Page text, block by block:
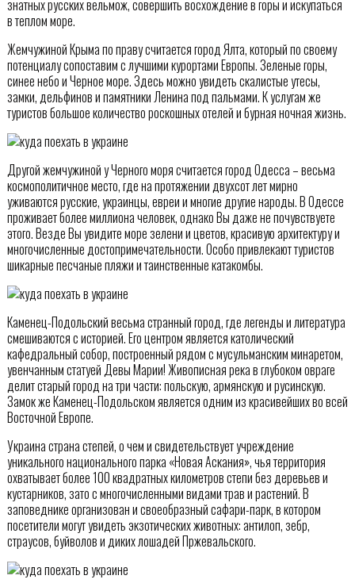
знатных русских вельмож, совершить восхождение в горы и искупаться
в теплом море.
Жемчужиной Крыма по праву считается город Ялта, который по своему
потенциалу сопоставим с лучшими курортами Европы. Зеленые горы,
синее небо и Черное море. Здесь можно увидеть скалистые утесы,
замки, дельфинов и памятники Ленина под пальмами. К услугам же
туристов большое количество роскошных отелей и бурная ночная жизнь.
Другой жемчужиной у Черного моря считается город Одесса – весьма
космополитичное место, где на протяжении двухсот лет мирно
уживаются русские, украинцы, евреи и многие другие народы. В Одессе
проживает более миллиона человек, однако Вы даже не почувствуете
этого. Везде Вы увидите море зелени и цветов, красивую архитектуру и
многочисленные достопримечательности. Особо привлекают туристов
шикарные песчаные пляжи и таинственные катакомбы.
Каменец-Подольский весьма странный город, где легенды и литература
смешиваются с историей. Его центром является католический
кафедральный собор, построенный рядом с мусульманским минаретом,
увенчанным статуей Девы Марии! Живописная река в глубоком овраге
делит старый город на три части: польскую, армянскую и русинскую.
Замок же Каменец-Подольском является одним из красивейших во всей
Восточной Европе.
Украина страна степей, о чем и свидетельствует учреждение
уникального национального парка «Новая Аскания», чья территория
охватывает более 100 квадратных километров степи без деревьев и
кустарников, зато с многочисленными видами трав и растений. В
заповеднике организован и своеобразный сафари-парк, в котором
посетители могут увидеть экзотических животных: антилоп, зебр,
страусов, буйволов и диких лошадей Пржевальского.